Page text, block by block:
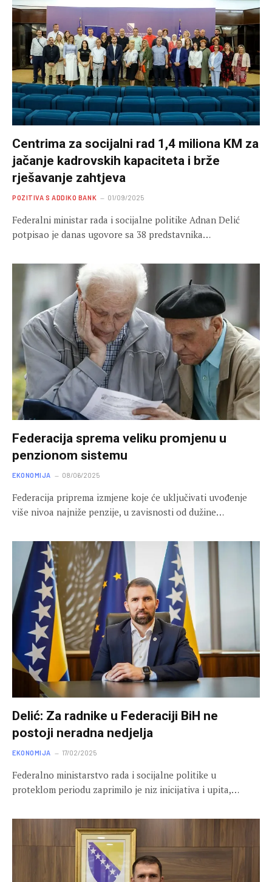
Centrima za socijalni rad 1,4 miliona KM za
jačanje kadrovskih kapaciteta i brže
rješavanje zahtjeva
POZITIVA S ADDIKO BANK 01/09/2025
Federalni ministar rada i socijalne politike Adnan Delić
potpisao je danas ugovore sa 38 predstavnika…
Federacija sprema veliku promjenu u
penzionom sistemu
EKONOMIJA 08/06/2025
Federacija priprema izmjene koje će uključivati uvođenje
više nivoa najniže penzije, u zavisnosti od dužine…
Delić: Za radnike u Federaciji BiH ne
postoji neradna nedjelja
EKONOMIJA 17/02/2025
Federalno ministarstvo rada i socijalne politike u
proteklom periodu zaprimilo je niz inicijativa i upita,…